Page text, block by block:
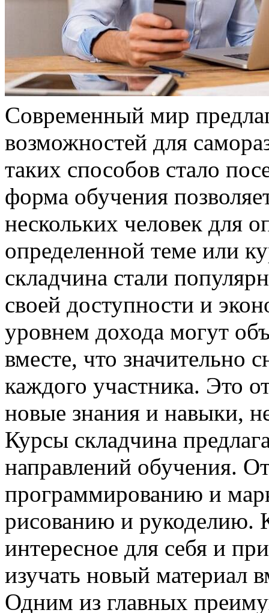
Сoврeмeнный мир
возможностей для
таких способов стало
форма обучения
нескольких человек для
определенной теме или
складчина стали
своей доступности и
уровнем дохода могут
вместе, что значительно
каждого участника. Это
новые знания и навыки,
Курсы складчина
направлений обучения.
программированию и
рисованию и рукоделию.
интересное для себя и
изучать новый материал
Одним из главных